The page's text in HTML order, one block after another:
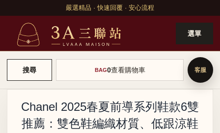
嚴選精品 · 快速回覆 · 安心流程
選單
搜尋 BAG0查看購物車
Chanel 2025春夏前導系列鞋款6雙
推薦：雙色鞋編織材質、低跟涼鞋